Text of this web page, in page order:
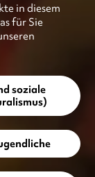
in diesem
für Sie
soziale